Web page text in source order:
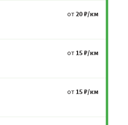
от20 ₽/км
от 15 ₽/км
от 15 ₽/км